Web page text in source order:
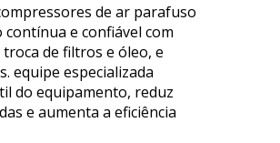
de ar parafuso
e confiável com
de filtros e óleo, e
equipe especializada
do equipamento, reduz
e aumenta a eficiência